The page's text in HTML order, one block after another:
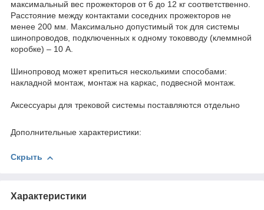
максимальный вес прожекторов от 6 до 12 кг соответственно.
Расстояние между контактами соседних прожекторов не
менее 200 мм. Максимально допустимый ток для системы
шинопроводов, подключенных к одному токовводу (клеммной
коробке) – 10 А.
Шинопровод может крепиться несколькими способами:
накладной монтаж, монтаж на каркас, подвесной монтаж.
Аксессуары для трековой системы поставляются отдельно
Дополнительные характеристики:
Скрыть
Характеристики